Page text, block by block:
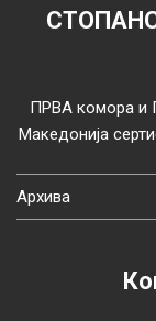
ПРВА комора и
Македонија
Архива